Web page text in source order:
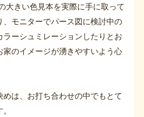
大きい色見本を実際に手に取って
、モニターでパース図に検討中の
ラーシュミレーションしたりとお
家のイメージが湧きやすいよう心
めは、お打ち合わせの中でもとて